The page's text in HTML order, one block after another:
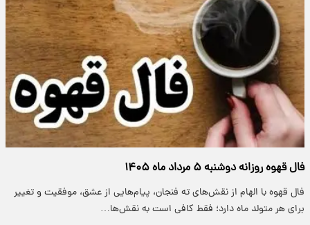
فال قهوه روزانه دوشنبه ۵ مرداد ماه ۱۴۰۵
فال قهوه با الهام از نقش‌های ته فنجان، پیام‌هایی از عشق، موفقیت و تغییر
برای هر متولد ماه دارد؛ فقط کافی است به نقش‌ها…